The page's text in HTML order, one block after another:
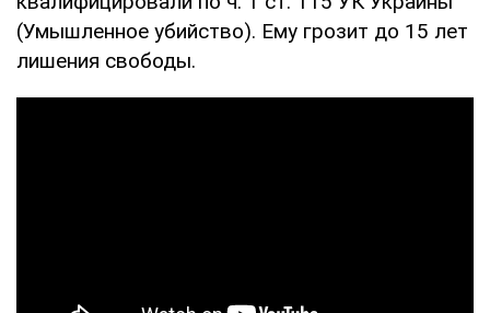
(Умышленное убийство). Ему грозит до 15 лет
лишения свободы.